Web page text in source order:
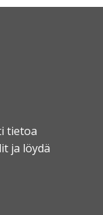
tietoa
ja löydä